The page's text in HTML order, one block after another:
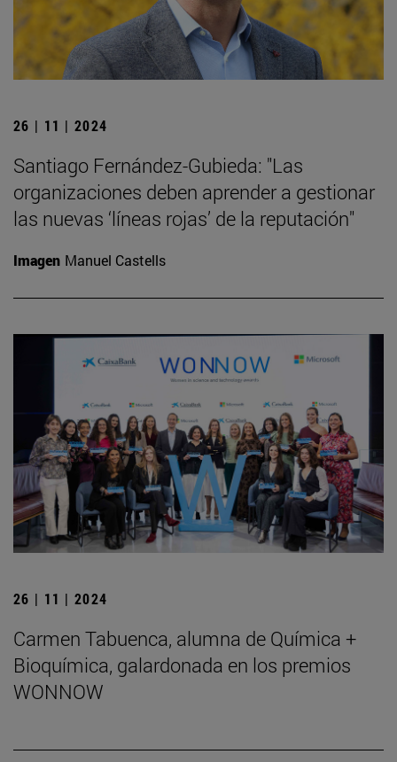
26 | 11 | 2024
Santiago Fernández-Gubieda: "Las
organizaciones deben aprender a gestionar
las nuevas ‘líneas rojas’ de la reputación"
Imagen Manuel Castells
26 | 11 | 2024
Carmen Tabuenca, alumna de Química +
Bioquímica, galardonada en los premios
WONNOW